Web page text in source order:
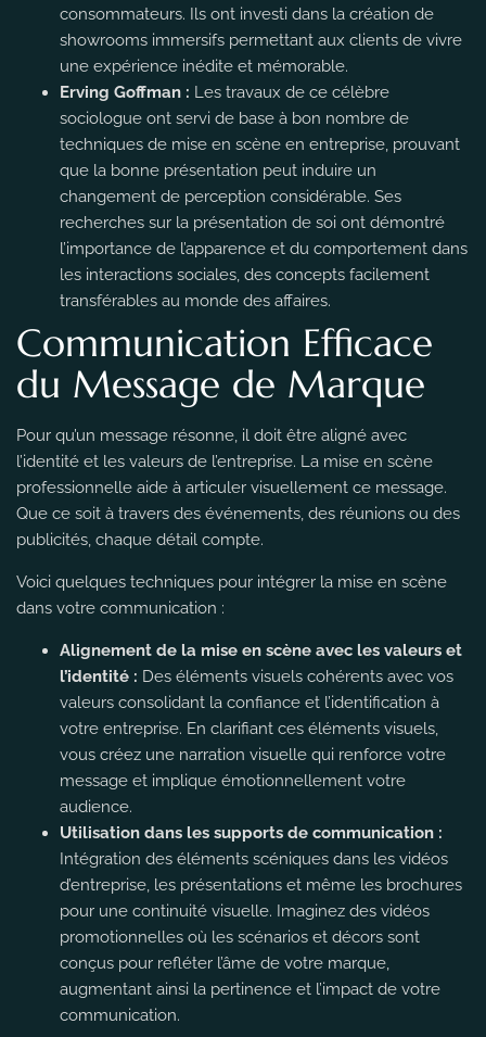
consommateurs. Ils ont investi dans la création de
showrooms immersifs permettant aux clients de vivre
une expérience inédite et mémorable.
Erving Goffman : Les travaux de ce célèbre
sociologue ont servi de base à bon nombre de
techniques de mise en scène en entreprise, prouvant
que la bonne présentation peut induire un
changement de perception considérable. Ses
recherches sur la présentation de soi ont démontré
l’importance de l’apparence et du comportement dans
les interactions sociales, des concepts facilement
transférables au monde des affaires.
Communication Efficace
du Message de Marque
Pour qu’un message résonne, il doit être aligné avec
l’identité et les valeurs de l’entreprise. La mise en scène
professionnelle aide à articuler visuellement ce message.
Que ce soit à travers des événements, des réunions ou des
publicités, chaque détail compte.
Voici quelques techniques pour intégrer la mise en scène
dans votre communication :
Alignement de la mise en scène avec les valeurs et
l’identité : Des éléments visuels cohérents avec vos
valeurs consolidant la confiance et l’identification à
votre entreprise. En clarifiant ces éléments visuels,
vous créez une narration visuelle qui renforce votre
message et implique émotionnellement votre
audience.
Utilisation dans les supports de communication :
Intégration des éléments scéniques dans les vidéos
d’entreprise, les présentations et même les brochures
pour une continuité visuelle. Imaginez des vidéos
promotionnelles où les scénarios et décors sont
conçus pour refléter l’âme de votre marque,
augmentant ainsi la pertinence et l’impact de votre
communication.